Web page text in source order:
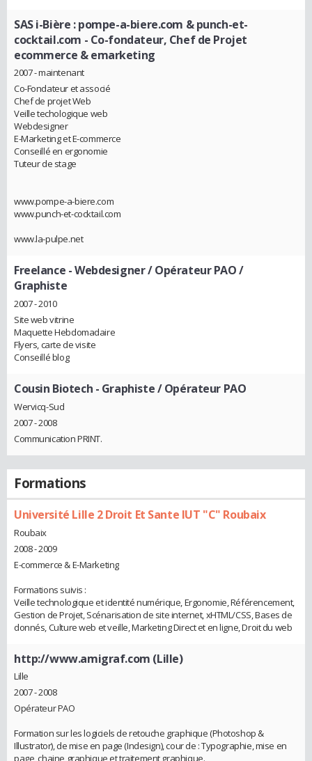
SAS i-Bière : pompe-a-biere.com & punch-et-
cocktail.com - Co-fondateur, Chef de Projet
ecommerce & emarketing
2007 - maintenant
Co-Fondateur et associé
Chef de projet Web
Veille techologique web
Webdesigner
E-Marketing et E-commerce
Conseillé en ergonomie
Tuteur de stage
www.pompe-a-biere.com
www.punch-et-cocktail.com
www.la-pulpe.net
Freelance - Webdesigner / Opérateur PAO /
Graphiste
2007 - 2010
Site web vitrine
Maquette Hebdomadaire
Flyers, carte de visite
Conseillé blog
Cousin Biotech - Graphiste / Opérateur PAO
Wervicq-Sud
2007 - 2008
Communication PRINT.
Formations
Université Lille 2 Droit Et Sante IUT "C" Roubaix
Roubaix
2008 - 2009
E-commerce & E-Marketing
Formations suivis :
Veille technologique et identité numérique, Ergonomie, Référencement,
Gestion de Projet, Scénarisation de site internet, xHTML/CSS, Bases de
donnés, Culture web et veille, Marketing Direct et en ligne, Droit du web
http://www.amigraf.com (Lille)
Lille
2007 - 2008
Opérateur PAO
Formation sur les logiciels de retouche graphique (Photoshop &
Illustrator), de mise en page (Indesign), cour de : Typographie, mise en
page, chaine graphique et traitement graphique.